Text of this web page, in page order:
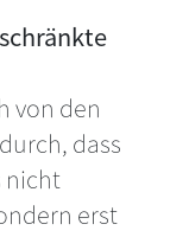
von den
dass
nicht
erst